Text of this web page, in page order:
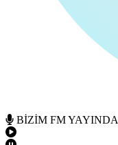
BİZİM FM YAYINDA